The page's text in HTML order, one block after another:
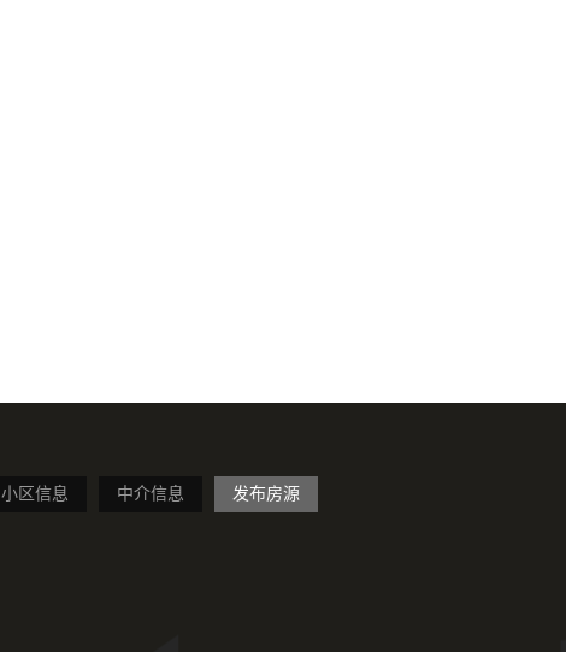
小区信息 中介信息 发布房源